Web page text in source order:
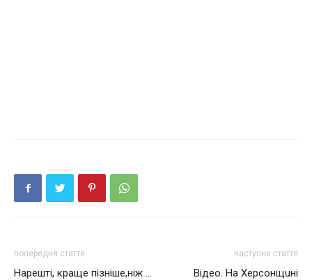
попередня стаття
Нарешті, краще пізніше,ніж …
наступна стаття
Вiдeo. Нa Хepcoнщuнi